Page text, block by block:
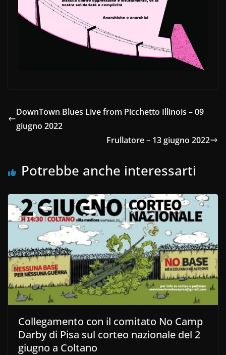
DownTown Blues Live from Picchetto Illinois – 09
giugno 2022
Frullatore – 13 giugno 2022
Potrebbe anche interessarti
Collegamento con il comitato No Camp
Darby di Pisa sul corteo nazionale del 2
giugno a Coltano